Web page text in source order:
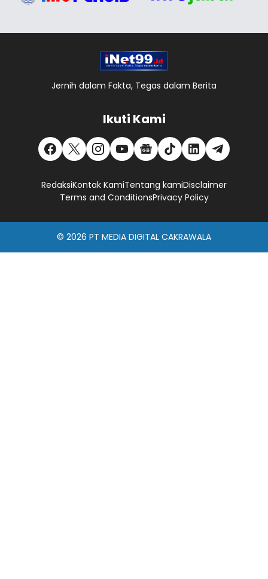
Jernih dalam Fakta, Tegas dalam Berita
Ikuti Kami
RedaksiKontak KamiTentang kamiDisclaimer
Terms and ConditionsPrivacy Policy
© 2026 PT MEDIA DIGITAL CAKRAWALA